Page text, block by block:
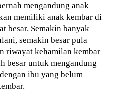
mengandung anak
memiliki anak kembar di
besar. Semakin banyak
semakin besar pula
riwayat kehamilan kembar
besar untuk mengandung
ibu yang belum